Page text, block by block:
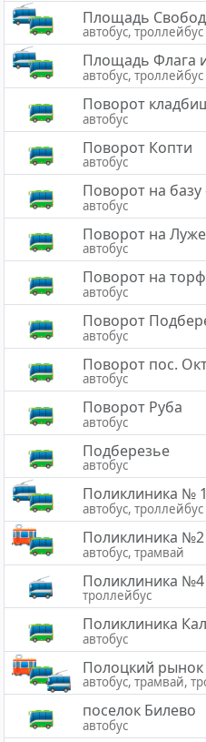
Площадь
автобус, троллейбус
Площадь Флага
автобус, троллейбус
Поворот
автобус
Поворот Копти
автобус
Поворот на базу
автобус
Поворот на
автобус
Поворот на
автобус
Поворот
автобус
Поворот пос.
автобус
Поворот Руба
автобус
Подберезье
автобус
Поликлиника № 1
автобус, троллейбус
Поликлиника №2
автобус, трамвай
Поликлиника №4
троллейбус
Поликлиника
автобус
Полоцкий рынок
автобус, трамвай,
поселок Билево
автобус